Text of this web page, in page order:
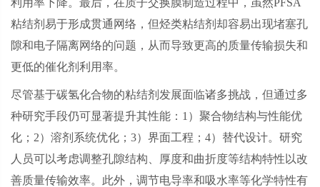
利用率下降。最后，在质子交换膜制造过程中，虽然 PFSA
粘结剂易于形成贯通网络，但烃类粘结剂却容易出现堵塞孔
隙和电子隔离网络的问题，从而导致更高的质量传输损失和
更低的催化剂利用率。
尽管基于碳氢化合物的粘结剂发展面临诸多挑战，但通过多
种研究手段仍可显著提升其性能： 1 ）聚合物结构与性能优
化； 2）溶剂系统优化； 3）界面工程； 4）替代设计。研究
人员可以考虑调整孔隙结构、厚度和曲折度等结构特性以改
善质量传输效率。此外，调节电导率和吸水率等化学特性有